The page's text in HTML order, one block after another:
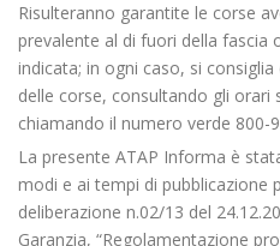
Risulteranno garantite le corse
prevalente al di fuori della fascia
indicata; in ogni caso, si
delle corse, consultando gli
chiamando il numero verde 800-
La presente ATAP Informa è
modi e ai tempi di pubblicazione
deliberazione n.02/13 del
Garanzia, “Regolamentazione